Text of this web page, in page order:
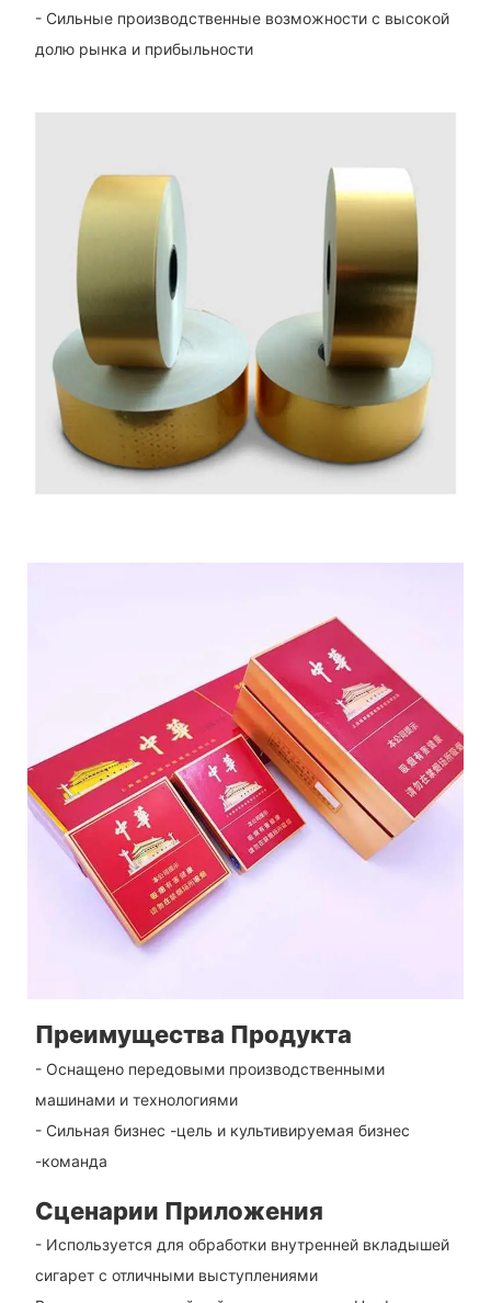
- Сильные производственные возможности с высокой
долю рынка и прибыльности
Преимущества Продукта
- Оснащено передовыми производственными
машинами и технологиями
- Сильная бизнес -цель и культивируемая бизнес
-команда
Сценарии Приложения
- Используется для обработки внутренней вкладышей
сигарет с отличными выступлениями